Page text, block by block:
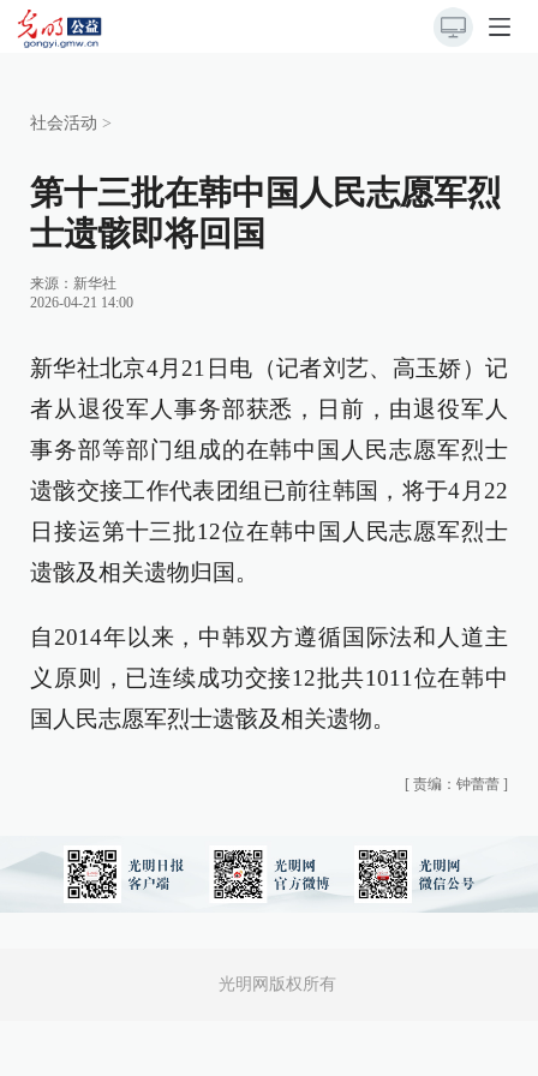
社会活动 >
第十三批在韩中国人民志愿军烈
士遗骸即将回国
来源： 新华社
2026-04-21 14:00
新华社北京4月21日电（记者刘艺、高玉娇）记
者从退役军人事务部获悉，日前，由退役军人
事务部等部门组成的在韩中国人民志愿军烈士
遗骸交接工作代表团组已前往韩国，将于4月22
日接运第十三批12位在韩中国人民志愿军烈士
遗骸及相关遗物归国。
自2014年以来，中韩双方遵循国际法和人道主
义原则，已连续成功交接12批共1011位在韩中
国人民志愿军烈士遗骸及相关遗物。
[ 责编：钟蕾蕾 ]
光明网版权所有